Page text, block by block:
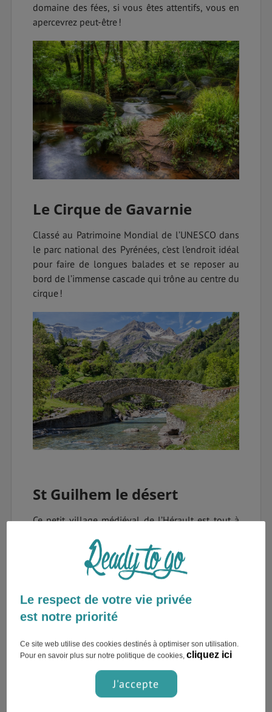
domaine des fées, si vous êtes attentifs, vous en
apercevrez peut-être !
Le Cirque de Gavarnie
Classé au Patrimoine Mondial de l’UNESCO dans
le parc national des Pyrénées, c’est l’endroit idéal
pour faire de longues balades et se reposer au
bord de l’immense cascade qui trône au centre du
cirque !
St Guilhem le désert
Ce petit village médiéval de l’Hérault est tout à
pressent mais si vous y allez hors-saison, vous
découvrirez l’un des plus beaux villages de
France ! L’Abbaye de Gellone est classée au
Patrimoine Mondial de l’UNESCO et abriterait les
reliques de Saint-Guilhem et de la Vraie Croix,
allez jeter un œil !
Le respect de votre vie privée
est notre priorité
Ce site web utilise des cookies destinés à optimiser son utilisation.
Pour en savoir plus sur notre politique de cookies,cliquez ici
J'accepte